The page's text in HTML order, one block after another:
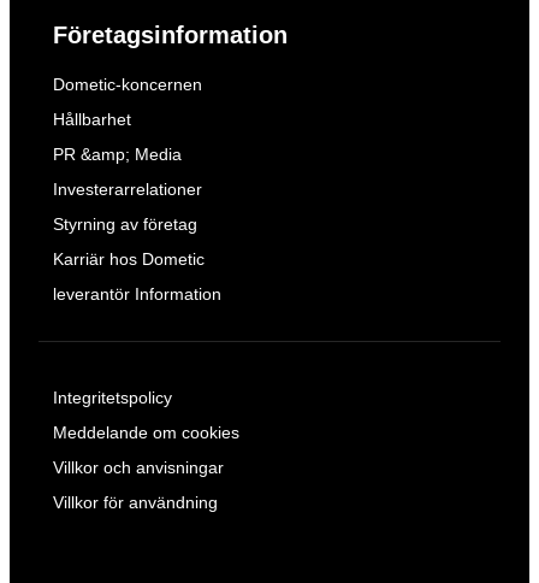
Företagsinformation
Dometic-koncernen
Hållbarhet
PR &amp; Media
Investerarrelationer
Styrning av företag
Karriär hos Dometic
leverantör Information
Integritetspolicy
Meddelande om cookies
Villkor och anvisningar
Villkor för användning